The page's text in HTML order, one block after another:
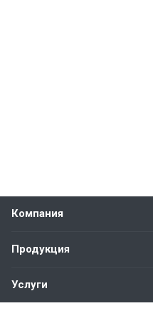
Компания
Продукция
Услуги